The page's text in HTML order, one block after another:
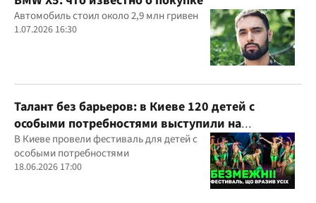
Автомобиль стоил около 2,9 млн гривен
1.07.2026 16:30
Талант без барьеров: в Киеве 120 детей с
особыми потребностями выступили на
всеукраинском фестивале
В Киеве провели фестиваль для детей с
особыми потребностями
18.06.2026 17:00